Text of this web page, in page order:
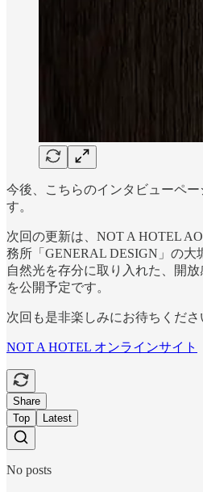
今後、こちらのインタビューペ
す。
次回の更新は、NOT A HOTEL
務所「GENERAL DESIGN」の大
自然光を存分に取り入れた、開
を公開予定です。
次回も是非楽しみにお待ちくださ
NOT A HOTEL オンラインサイト
Share
Top
Latest
No posts